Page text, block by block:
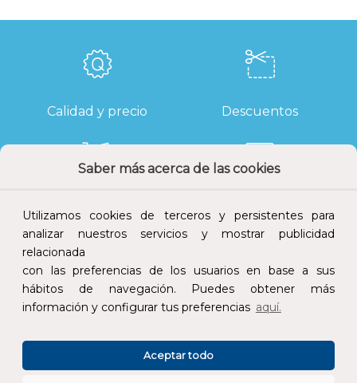
Saber más acerca de las cookies
Utilizamos cookies de terceros y persistentes para
analizar nuestros servicios y mostrar publicidad
relacionada
con las preferencias de los usuarios en base a sus
hábitos de navegación. Puedes obtener más
información y configurar tus preferencias aquí.
Aceptar todo
Calidad y precio Descuentos
Atención al cliente